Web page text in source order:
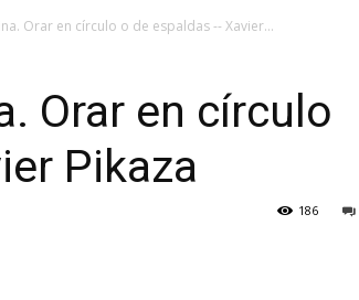
Orar en círculo o de espaldas -- Xavier...
Orar en círculo
Pikaza
186